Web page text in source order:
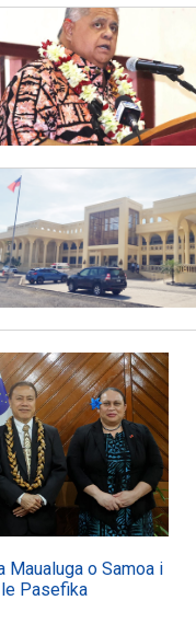
Maualuga o Samoa i
Pasefika